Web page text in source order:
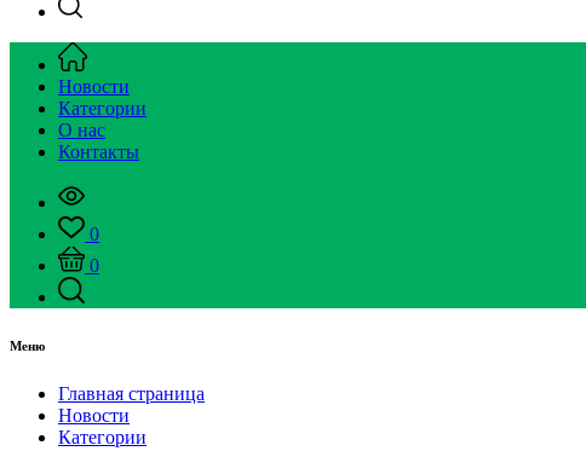
Новости
Категории
О нас
Контакты
0
0
Меню
Главная страница
Новости
Категории